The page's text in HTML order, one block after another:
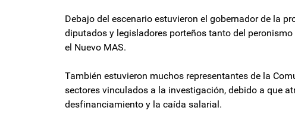
Debajo del escenario estuvieron el gobernador de la
diputados y legisladores porteños tanto del
el Nuevo MAS.
También estuvieron muchos representantes de la
sectores vinculados a la investigación, debido a que
desfinanciamiento y la caída salarial.